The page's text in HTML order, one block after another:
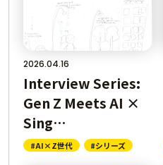
2026.04.16
#AI×Z世代 #シリーズ
Interview Series:
Gen Z Meets AI ×
Sing…